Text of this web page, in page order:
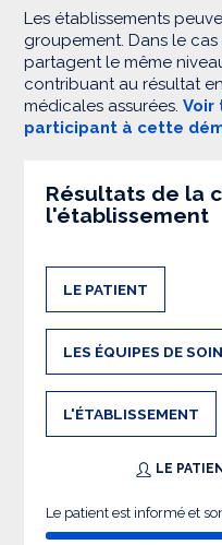
Les établissements
groupement. Dans le
partagent le même
contribuant au résultat
médicales assurées. Voir
participant à cette
Résultats de la
l'établissement
LE PATIENT
LES ÉQUIPES DE
L'ÉTABLISSEMENT
LE
Le patient est informé et